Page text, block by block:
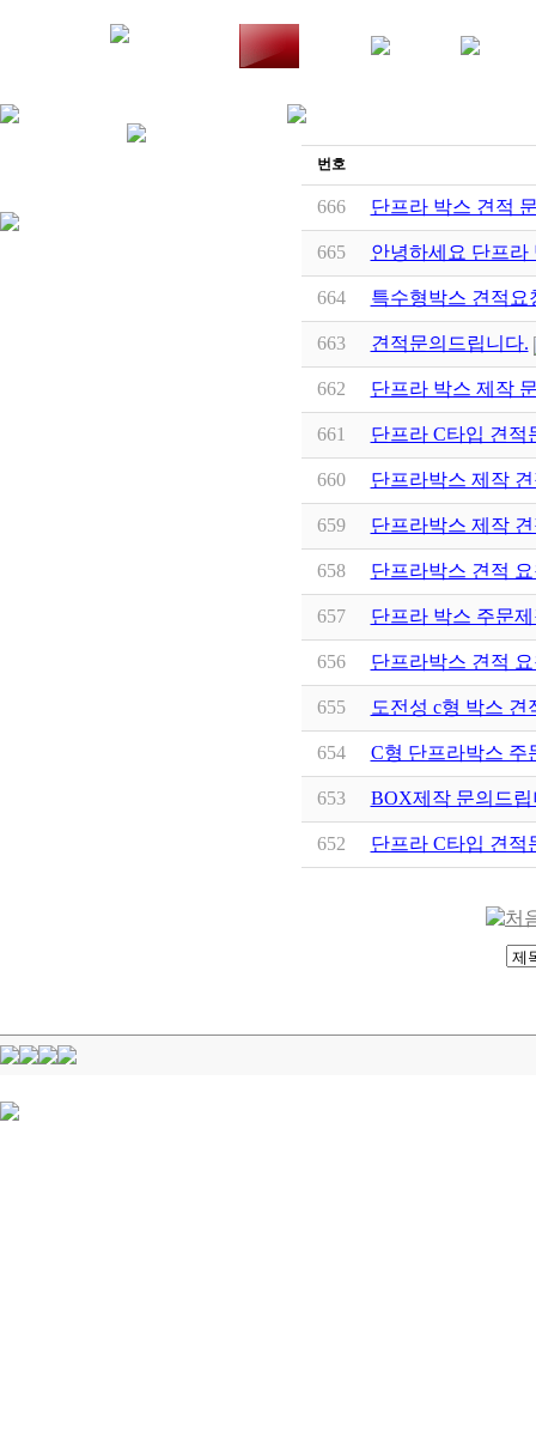
번호
666 단프라 박스 견적
665 안녕하세요 단프라
664 특수형박스 견적요
663 견적문의드립니다.
662 단프라 박스 제작
661 단프라 C타입 견적
660 단프라박스 제작
659 단프라박스 제작
658 단프라박스 견적
657 단프라 박스 주문
656 단프라박스 견적
655 도전성 c형 박스 견
654 C형 단프라박스 주
653 BOX제작 문의드립
652 단프라 C타입 견적